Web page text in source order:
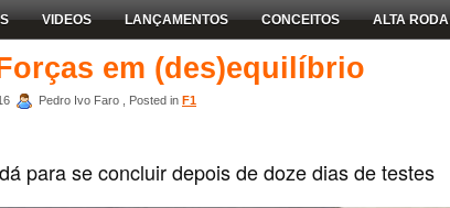
VIDEOS LANÇAMENTOS CONCEITOS ALTA RODA
em (des)equilíbrio
Pedro Ivo Faro , Posted in F1
para se concluir depois de doze dias de testes